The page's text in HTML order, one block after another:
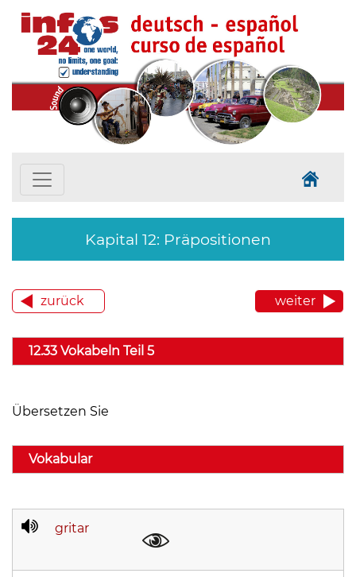
Kapital 12: Präpositionen
zurück weiter
12.33 Vokabeln Teil 5
Übersetzen Sie
Vokabular
gritar